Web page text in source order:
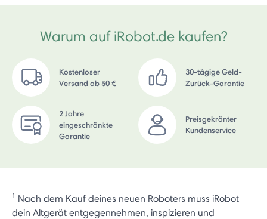
Warum auf iRobot.de kaufen?
Kostenloser
Versand ab 50 €
30-tägige Geld-
Zurück-Garantie
2 Jahre
eingeschränkte
Garantie
Preisgekrönter
Kundenservice
¹ Nach dem Kauf deines neuen Roboters muss iRobot
dein Altgerät entgegennehmen, inspizieren und